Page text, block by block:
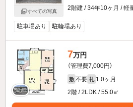
すべての写真
2階建 / 34年10ヶ月 / 軽
駐車場あり 駐輪場あり
7万円
（管理費7,000円）
敷 不要 礼 1.0ヶ月
2階 / 2LDK / 55.0㎡